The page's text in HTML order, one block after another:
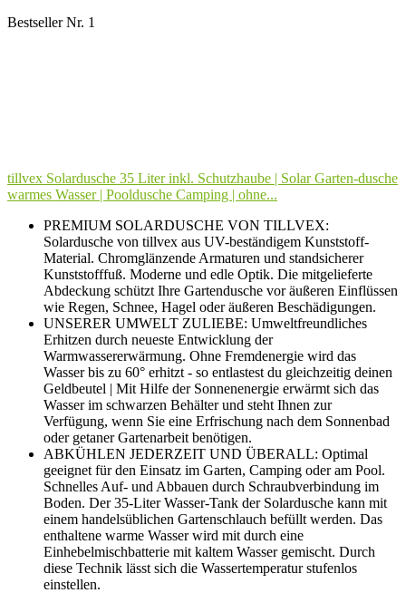
Bestseller Nr. 1
tillvex Solardusche 35 Liter inkl. Schutzhaube | Solar Garten-dusche
warmes Wasser | Pooldusche Camping | ohne...
PREMIUM SOLARDUSCHE VON TILLVEX:
Solardusche von tillvex aus UV-beständigem Kunststoff-
Material. Chromglänzende Armaturen und standsicherer
Kunststofffuß. Moderne und edle Optik. Die mitgelieferte
Abdeckung schützt Ihre Gartendusche vor äußeren Einflüssen
wie Regen, Schnee, Hagel oder äußeren Beschädigungen.
UNSERER UMWELT ZULIEBE: Umweltfreundliches
Erhitzen durch neueste Entwicklung der
Warmwassererwärmung. Ohne Fremdenergie wird das
Wasser bis zu 60° erhitzt - so entlastest du gleichzeitig deinen
Geldbeutel | Mit Hilfe der Sonnenenergie erwärmt sich das
Wasser im schwarzen Behälter und steht Ihnen zur
Verfügung, wenn Sie eine Erfrischung nach dem Sonnenbad
oder getaner Gartenarbeit benötigen.
ABKÜHLEN JEDERZEIT UND ÜBERALL: Optimal
geeignet für den Einsatz im Garten, Camping oder am Pool.
Schnelles Auf- und Abbauen durch Schraubverbindung im
Boden. Der 35-Liter Wasser-Tank der Solardusche kann mit
einem handelsüblichen Gartenschlauch befüllt werden. Das
enthaltene warme Wasser wird mit durch eine
Einhebelmischbatterie mit kaltem Wasser gemischt. Durch
diese Technik lässt sich die Wassertemperatur stufenlos
einstellen.